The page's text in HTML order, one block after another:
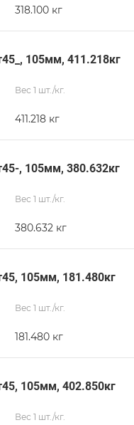
318.100 кг
105мм, 411.218кг
Вес 1 шт./кг.
411.218 кг
, 105мм, 380.632кг
Вес 1 шт./кг.
380.632 кг
105мм, 181.480кг
Вес 1 шт./кг.
181.480 кг
105мм, 402.850кг
Вес 1 шт./кг.